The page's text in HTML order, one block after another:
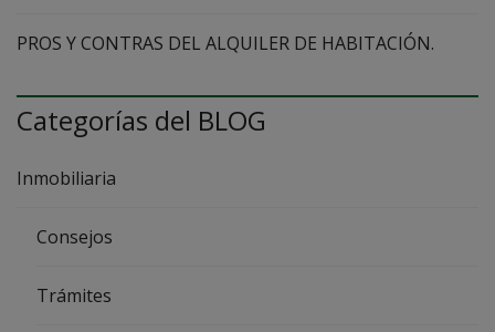
PROS Y CONTRAS DEL ALQUILER DE HABITACIÓN.
Categorías del BLOG
Inmobiliaria
Consejos
Trámites